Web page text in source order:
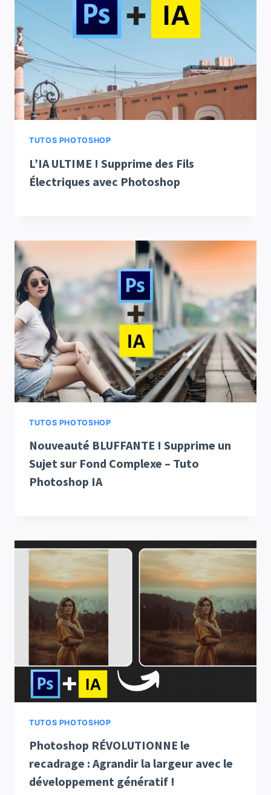
TUTOS PHOTOSHOP
L’IA ULTIME ! Supprime des Fils
Électriques avec Photoshop
TUTOS PHOTOSHOP
Nouveauté BLUFFANTE ! Supprime un
Sujet sur Fond Complexe – Tuto
Photoshop IA
TUTOS PHOTOSHOP
Photoshop RÉVOLUTIONNE le
recadrage : Agrandir la largeur avec le
développement génératif !